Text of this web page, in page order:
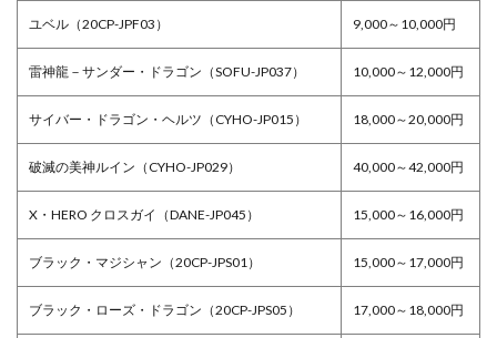
ユベル（20CP-JPF03） 9,000～10,000円
雷神龍－サンダー・ドラゴン（SOFU-JP037） 10,000～12,000円
サイバー・ドラゴン・ヘルツ（CYHO-JP015） 18,000～20,000円
破滅の美神ルイン（CYHO-JP029） 40,000～42,000円
X・HERO クロスガイ（DANE-JP045） 15,000～16,000円
ブラック・マジシャン（20CP-JPS01） 15,000～17,000円
ブラック・ローズ・ドラゴン（20CP-JPS05） 17,000～18,000円